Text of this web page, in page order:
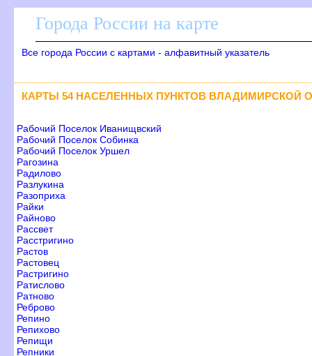
Города России на карте
се города России с картами - алфавитный указатель
КАРТЫ 54 НАСЕЛЕННЫХ ПУНКТОВ ВЛАДИМИРСКОЙ
Рабочий Поселок Иванищвский
Рабочий Поселок Собинка
Рабочий Поселок Уршел
Рагозина
Радилово
Разлукина
Разоприха
Райки
Райново
Рассвет
Расстригино
Расто
Растовец
Растригино
Ратислово
Ратново
Реброво
Репино
Репихово
Репищи
Репники